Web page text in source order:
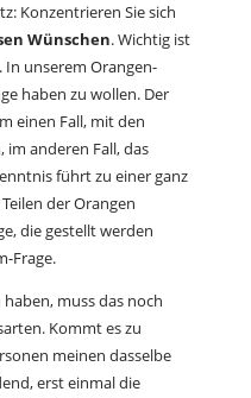
Konzentrieren Sie sich
Wünschen. Wichtig ist
unserem Orangen-
haben zu wollen. Der
einen Fall, mit den
im anderen Fall, das
führt zu einer ganz
der Orangen
die gestellt werden
Frage.
muss das noch
Kommt es zu
meinen dasselbe
erst einmal die